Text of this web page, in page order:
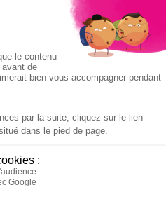
Accessoires
croque-monsieur
010522
49,99€
dont--,--€
!
LES